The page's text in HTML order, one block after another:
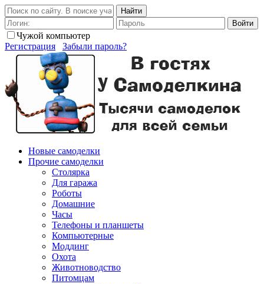
Найти
Войти
Чужой компьютер
Регистрация
Забыли пароль?
Новые самоделки
Прочие самоделки
Столярка
Для гаража
Роботы
Домашние
Часы
Телефоны и планшеты
Компьютерные
Моддинг
Охота
Животноводство
Питомцам